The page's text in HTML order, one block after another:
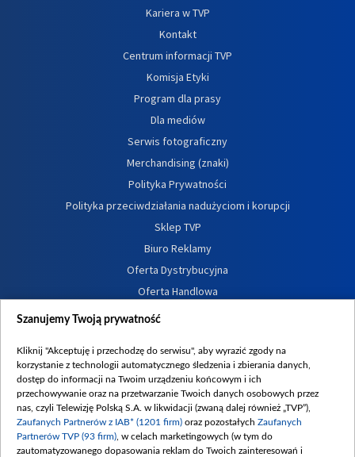
Kariera w TVP
Kontakt
Centrum informacji TVP
Komisja Etyki
Program dla prasy
Dla mediów
Serwis fotograficzny
Merchandising (znaki)
Polityka Prywatności
Polityka przeciwdziałania nadużyciom i korupcji
Sklep TVP
Biuro Reklamy
Oferta Dystrybucyjna
Oferta Handlowa
Dostępność
Procedura zgłoszeń wewnętrznych
Szanujemy Twoją prywatność
Kliknij "Akceptuję i przechodzę do serwisu", aby wyrazić zgody na
korzystanie z technologii automatycznego śledzenia i zbierania danych,
dostęp do informacji na Twoim urządzeniu końcowym i ich
przechowywanie oraz na przetwarzanie Twoich danych osobowych przez
nas, czyli Telewizję Polską S.A. w likwidacji (zwaną dalej również „TVP”),
Zaufanych Partnerów z IAB* (1201 firm) oraz pozostałych Zaufanych
Partnerów TVP (93 firm) , w celach marketingowych (w tym do
zautomatyzowanego dopasowania reklam do Twoich zainteresowań i